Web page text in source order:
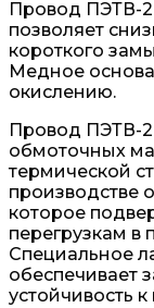
Провод ПЭТВ-2
позволяет
короткого
Медное
окислению.
Провод ПЭТВ-2
обмоточных
термической
производстве
которое
перегрузкам в
Специальное
обеспечивает
устойчивость